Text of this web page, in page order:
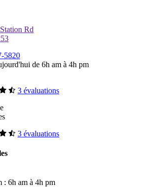
Rd
5820
de 6h am à 4h pm
3 évaluations
3 évaluations
: 6h am à 4h pm